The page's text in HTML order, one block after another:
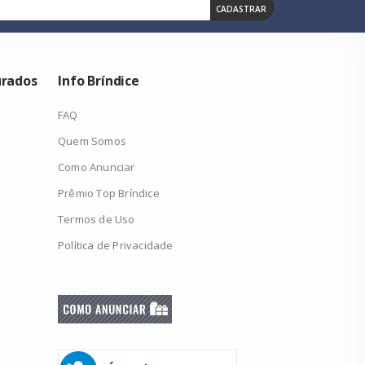
CADASTRAR
Info Bríndice
FAQ
Quem Somos
Como Anunciar
Prêmio Top Bríndice
Termos de Uso
Política de Privacidade